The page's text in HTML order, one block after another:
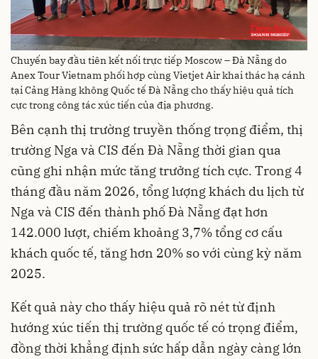
Chuyến bay đầu tiên kết nối trực tiếp Moscow – Đà Nẵng do
Anex Tour Vietnam phối hợp cùng Vietjet Air khai thác hạ cánh
tại Cảng Hàng không Quốc tế Đà Nẵng cho thấy hiệu quả tích
cực trong công tác xúc tiến của địa phương.
Bên cạnh thị trường truyền thống trọng điểm, thị
trường Nga và CIS đến Đà Nẵng thời gian qua
cũng ghi nhận mức tăng trưởng tích cực. Trong 4
tháng đầu năm 2026, tổng lượng khách du lịch từ
Nga và CIS đến thành phố Đà Nẵng đạt hơn
142.000 lượt, chiếm khoảng 3,7% tổng cơ cấu
khách quốc tế, tăng hơn 20% so với cùng kỳ năm
2025.
Kết quả này cho thấy hiệu quả rõ nét từ định
hướng xúc tiến thị trường quốc tế có trọng điểm,
đồng thời khẳng định sức hấp dẫn ngày càng lớn